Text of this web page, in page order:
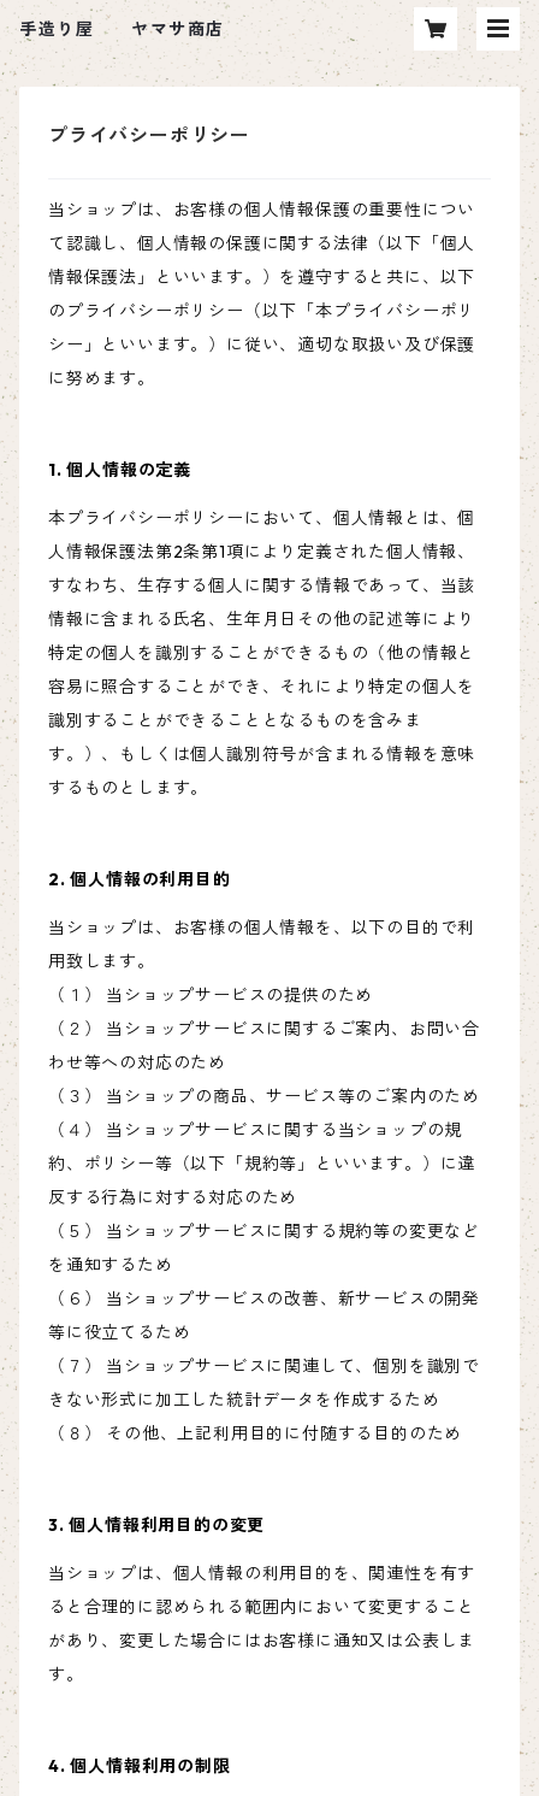
手造り屋 ヤマサ商店
プライバシーポリシー
当ショップは、お客様の個人情報保護の重要性につい
て認識し、個人情報の保護に関する法律（以下「個人
情報保護法」といいます。）を遵守すると共に、以下
のプライバシーポリシー（以下「本プライバシーポリ
シー」といいます。）に従い、適切な取扱い及び保護
に努めます。
1. 個人情報の定義
本プライバシーポリシーにおいて、個人情報とは、個
人情報保護法第2条第1項により定義された個人情報、
すなわち、生存する個人に関する情報であって、当該
情報に含まれる氏名、生年月日その他の記述等により
特定の個人を識別することができるもの（他の情報と
容易に照合することができ、それにより特定の個人を
識別することができることとなるものを含みま
す。）、もしくは個人識別符号が含まれる情報を意味
するものとします。
2. 個人情報の利用目的
当ショップは、お客様の個人情報を、以下の目的で利
用致します。
（１） 当ショップサービスの提供のため
（２） 当ショップサービスに関するご案内、お問い合
わせ等への対応のため
（３） 当ショップの商品、サービス等のご案内のため
（４） 当ショップサービスに関する当ショップの規
約、ポリシー等（以下「規約等」といいます。）に違
反する行為に対する対応のため
（５） 当ショップサービスに関する規約等の変更など
を通知するため
（６） 当ショップサービスの改善、新サービスの開発
等に役立てるため
（７） 当ショップサービスに関連して、個別を識別で
きない形式に加工した統計データを作成するため
（８） その他、上記利用目的に付随する目的のため
3. 個人情報利用目的の変更
当ショップは、個人情報の利用目的を、関連性を有す
ると合理的に認められる範囲内において変更すること
があり、変更した場合にはお客様に通知又は公表しま
す。
4. 個人情報利用の制限